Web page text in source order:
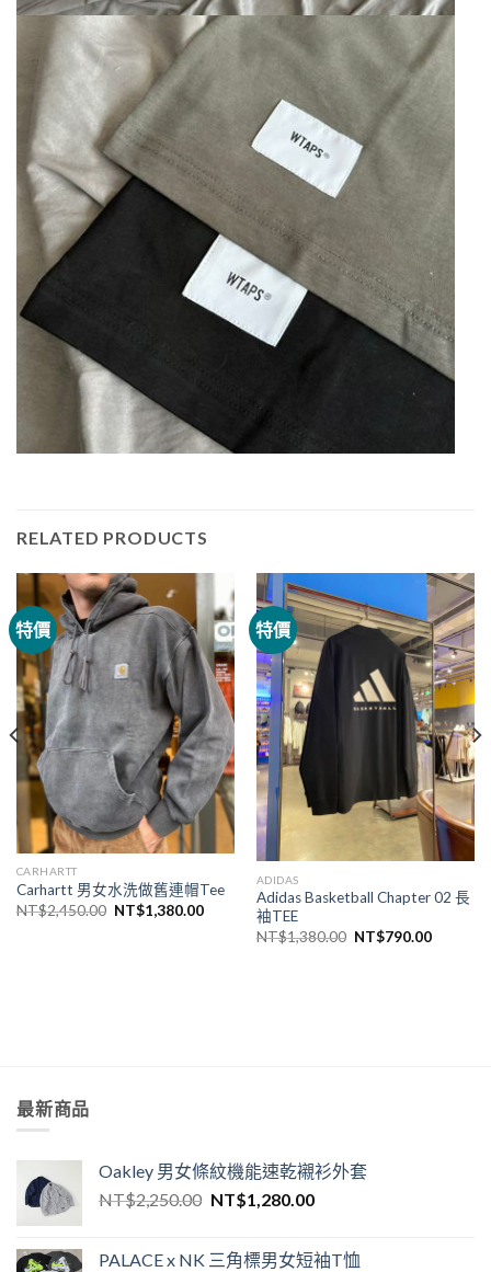
RELATED PRODUCTS
特價
CARHARTT
Carhartt 男女水洗做舊連帽Tee
NT$2,450.00 NT$1,380.00
特價
ADIDAS
Adidas Basketball Chapter 02 長
袖TEE
NT$1,380.00 NT$790.00
最新商品
Oakley 男女條紋機能速乾襯衫外套
NT$2,250.00 NT$1,280.00
PALACE x NK 三角標男女短袖T恤